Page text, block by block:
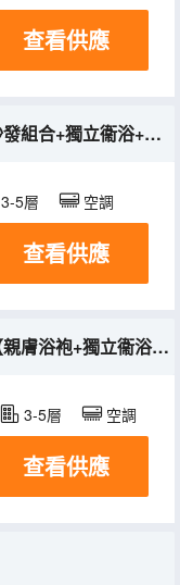
冰箱
查看供應
豪華套房【沙發組合+獨立衞浴+全明落地窗】
3-5層 空調
冰箱
查看供應
豪華雙床房【親膚浴袍+獨立衞浴+全明落地窗】
3-5層 空調
冰箱
查看供應